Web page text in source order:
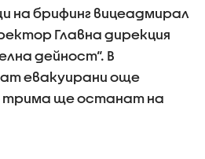
на брифинг вицеадмирал
Главна дирекция
дейност“. В
евакуирани още
трима ще останат на